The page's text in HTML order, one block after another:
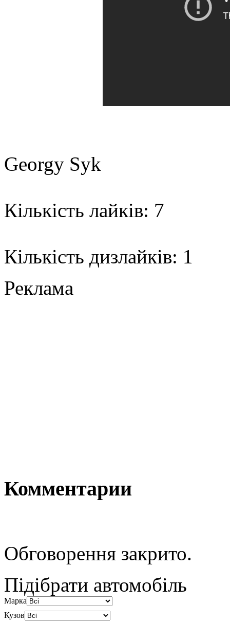
Georgy Syk
Кількість лайків: 7
Кількість дизлайків: 1
Реклама
Комментарии
Обговорення закрито.
Підібрати автомобіль
Марка
Кузов